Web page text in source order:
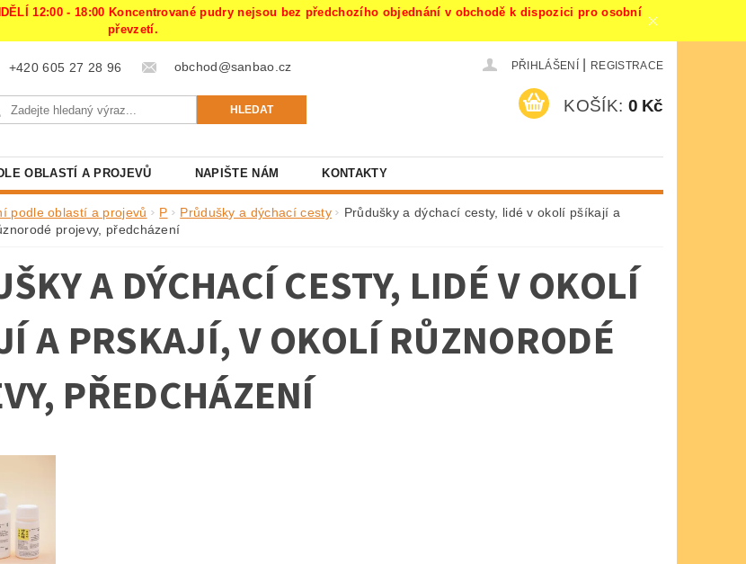
12:00 - 18:00 Koncentrované pudry nejsou bez předchozího objednání v obchodě k dispozici pro osobní
převzetí.
+420 605 27 28 96 obchod@sanbao.cz PŘIHLÁŠENÍ REGISTRACE
KOŠÍK: 0 Kč
OBLASTÍ A PROJEVŮ NAPIŠTE NÁM KONTAKTY
podle oblastí a projevů P Průdušky a dýchací cesty
Průdušky a dýchací cesty, lidé v okolí pšíkají a
projevy, předcházení
A DÝCHACÍ CESTY, LIDÉ V OKOLÍ
A PRSKAJÍ, V OKOLÍ RŮZNORODÉ
PŘEDCHÁZENÍ